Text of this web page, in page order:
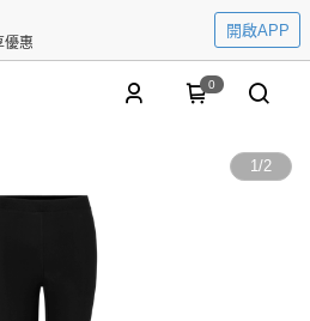
優惠
開啟APP
0
1/2